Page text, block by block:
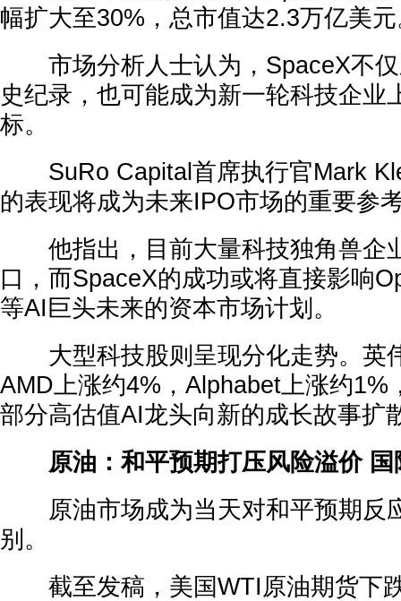
幅扩大至30%，总市值达2.3万亿美
市场分析人士认为，SpaceX不仅
史纪录，也可能成为新一轮科技企业
标。
SuRo Capital首席执行官Mark
的表现将成为未来IPO市场的重要参
他指出，目前大量科技独角兽企
口，而SpaceX的成功或将直接影响
等AI巨头未来的资本市场计划。
大型科技股则呈现分化走势。英
AMD上涨约4%，Alphabet上涨约1%
部分高估值AI龙头向新的成长故事扩
原油：和平预期打压风险溢价 国
原油市场成为当天对和平预期反
别。
截至发稿，美国WTI原油期货下